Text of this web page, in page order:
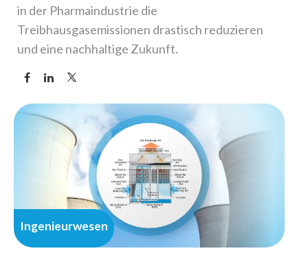
in der Pharmaindustrie die
Treibhausgasemissionen drastisch reduzieren
und eine nachhaltige Zukunft.
Ingenieurwesen